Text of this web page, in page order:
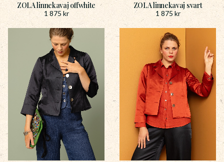
ZOLA linnekavaj offwhite
1 875 kr
ZOLA linnekavaj svart
1 875 kr